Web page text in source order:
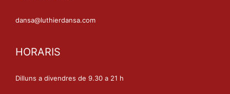
dansa@luthierdansa.com
HORARIS
Dilluns a divendres de 9.30 a 21 h